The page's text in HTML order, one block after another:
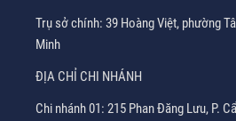
Trụ sở chính: 39 Hoàng Việt, phường
Minh
ĐỊA CHỈ CHI NHÁNH
Chi nhánh 01: 215 Phan Đăng Lưu, P.